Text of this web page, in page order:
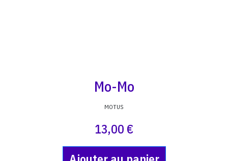
Mo-Mo
MOTUS
13,00 €